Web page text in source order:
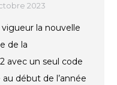
2023
la nouvelle
de la
avec un seul code
au début de l’année